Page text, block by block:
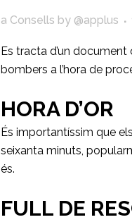
a Consells by @applus
Es tracta d’un
bombers a l’hora de
HORA D’OR
És importantíssim que
seixanta minuts,
és.
FULL DE